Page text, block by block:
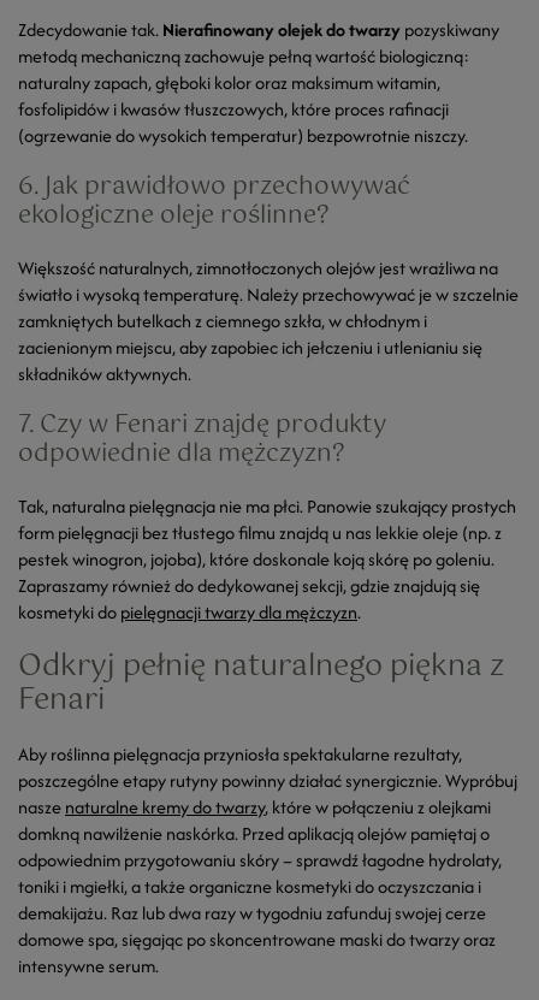
Zdecydowanie tak.Nierafinowany olejek do twarzypozyskiwany
metodą mechaniczną zachowuje pełną wartość biologiczną:
naturalny zapach, głęboki kolor oraz maksimum witamin,
fosfolipidów i kwasów tłuszczowych, które proces rafinacji
(ogrzewanie do wysokich temperatur) bezpowrotnie niszczy.
6. Jak prawidłowo przechowywać
ekologiczne oleje roślinne?
Większość naturalnych, zimnotłoczonych olejów jest wrażliwa na
światło i wysoką temperaturę. Należy przechowywać je w szczelnie
zamkniętych butelkach z ciemnego szkła, w chłodnym i
zacienionym miejscu, aby zapobiec ich jełczeniu i utlenianiu się
składników aktywnych.
7. Czy w Fenari znajdę produkty
odpowiednie dla mężczyzn?
Tak, naturalna pielęgnacja nie ma płci. Panowie szukający prostych
form pielęgnacji bez tłustego filmu znajdą u nas lekkie oleje (np. z
pestek winogron, jojoba), które doskonale koją skórę po goleniu.
Zapraszamy również do dedykowanej sekcji, gdzie znajdują się
kosmetyki dopielęgnacji twarzy dla mężczyzn.
Odkryj pełnię naturalnego piękna z
Fenari
Aby roślinna pielęgnacja przyniosła spektakularne rezultaty,
poszczególne etapy rutyny powinny działać synergicznie. Wypróbuj
naszenaturalne kremy do twarzy, które w połączeniu zolejkami
domkną nawilżenie naskórka. Przed aplikacją olejów pamiętaj o
odpowiednim przygotowaniu skóry – sprawdźłagodne hydrolaty,
toniki i mgiełki, a także organicznekosmetyki do oczyszczania i
demakijażu. Raz lub dwa razy w tygodniu zafunduj swojej cerze
domowe spa, sięgając po skoncentrowanemaski do twarzyoraz
intensywne serum.